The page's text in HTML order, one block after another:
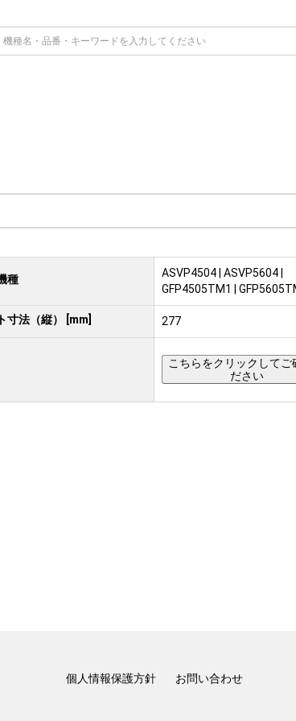
クトフランジ | 三菱
種
ASVP4504 | ASVP5604 |
GFP4505TM1 |
寸法（縦） [mm] 277
こちらをクリックしてご
ださい
個人情報保護方針 お問い合わせ